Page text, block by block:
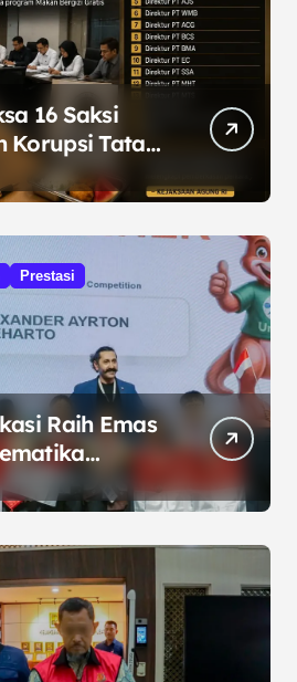
16 Saksi
Korupsi Tata
MBG
Prestasi
Raih Emas
Malaysia